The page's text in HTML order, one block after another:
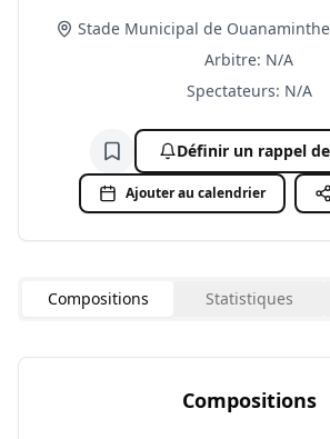
Stade Municipal de
Arbitre: N/A
Spectateurs: N/A
Ajouter à la liste de suivi
Définir un rappel
Ajouter au calendrier
Compositions Statistiques
Compositions